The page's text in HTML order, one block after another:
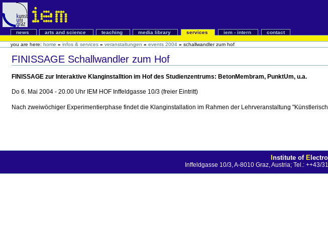
news arts and science teaching media library services iem - intern
contact
you are here: home » infos & services » veranstaltungen » events 2004 » schallwandler zum hof
FINISSAGE Schallwandler zum Hof
FINISSAGE zur Interaktive Klanginstalltion im Hof des Studienzentrums: BetonMembram, PunktUm, u.a.
Do 6. Mai 2004 - 20.00 Uhr IEM HOF Inffeldgasse 10/3 (freier Eintritt)
Nach zweiwöchiger Experimentierphase findet die Klanginstallation im Rahmen der Lehrveranstaltung
Institute of E
Inffeldgasse 10/3, A-8010 Graz, Austria; Tel.: ++43/